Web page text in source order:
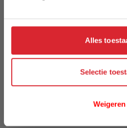
Alles
Selectie
Weigeren
U plaatst een review over:Eettafel
Review